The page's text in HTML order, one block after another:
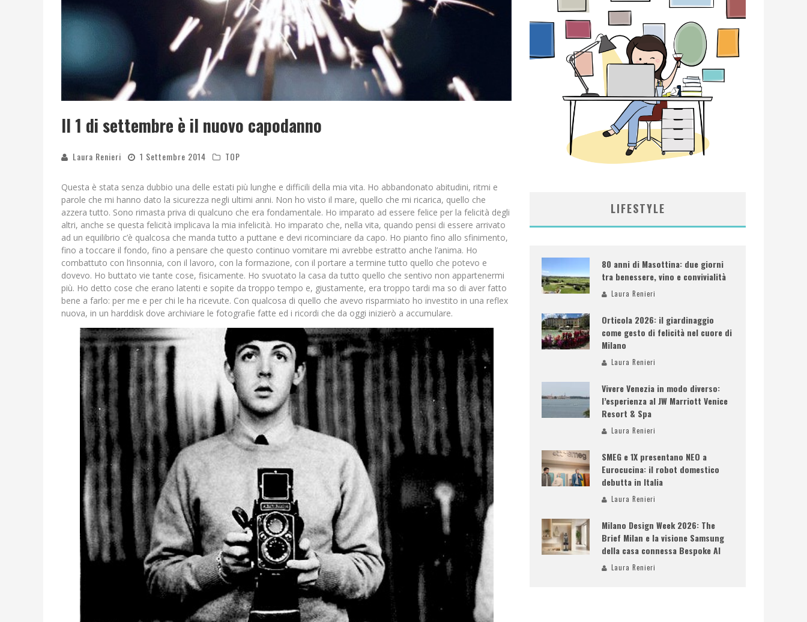
Il 1 di settembre è il nuovo capodanno
Laura Renieri 1 Settembre 2014 TOP
Questa è stata senza dubbio una delle estati più lunghe e difficili della mia vita. Ho abbandonato abitudini, ritmi e
parole che mi hanno dato la sicurezza negli ultimi anni. Non ho visto il mare, quello che mi ricarica, quello che
azzera tutto. Sono rimasta priva di qualcuno che era fondamentale. Ho imparato ad essere felice per la felicità degli
altri, anche se questa felicità implicava la mia infelicità. Ho imparato che, nella vita, quando pensi di essere arrivato
ad un equilibrio c’è qualcosa che manda tutto a puttane e devi ricominciare da capo. Ho pianto fino allo sfinimento,
fino a toccare il fondo, fino a pensare che questo continuo vomitare mi avrebbe estratto anche l’anima. Ho
combattuto con l’insonnia, con il lavoro, con la formazione, con il portare a termine tutto quello che potevo e
dovevo. Ho buttato vie tante cose, fisicamente. Ho svuotato la casa da tutto quello che sentivo non appartenermi
più. Ho detto cose che erano latenti e sopite da troppo tempo e, giustamente, era troppo tardi ma so di aver fatto
bene a farlo: per me e per chi le ha ricevute. Con qualcosa di quello che avevo risparmiato ho investito in una reflex
nuova, in un harddisk dove archiviare le fotografie fatte ed i ricordi che da oggi inizierò a accumulare.
LIFESTYLE
80 anni di Masottina: due giorni
tra benessere, vino e convivialità
Laura Renieri
Orticola 2026: il giardinaggio
come gesto di felicità nel cuore di
Milano
Laura Renieri
Vivere Venezia in modo diverso:
l’esperienza al JW Marriott Venice
Resort & Spa
Laura Renieri
SMEG e 1X presentano NEO a
Eurocucina: il robot domestico
debutta in Italia
Laura Renieri
Milano Design Week 2026: The
Brief Milan e la visione Samsung
della casa connessa Bespoke AI
Laura Renieri